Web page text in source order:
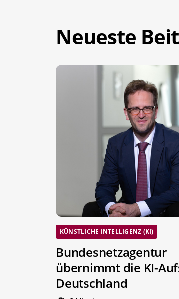
Neueste
KÜNSTLICHE INTELLIGENZ (KI)
Bundesnetzagentur
übernimmt die KI-
Deutschland